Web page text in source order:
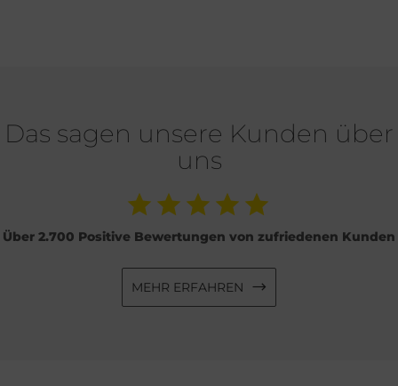
Das sagen unsere Kunden über
uns
Über 2.700 Positive Bewertungen von zufriedenen Kunden
MEHR ERFAHREN